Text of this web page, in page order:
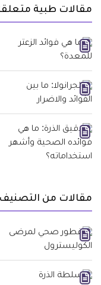
مقالات طبية
مقالات من التصنيف